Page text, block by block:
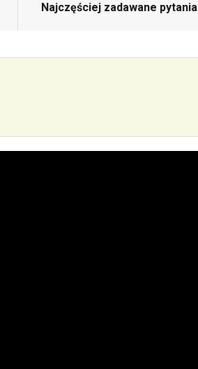
Najczęściej zadawane pytania